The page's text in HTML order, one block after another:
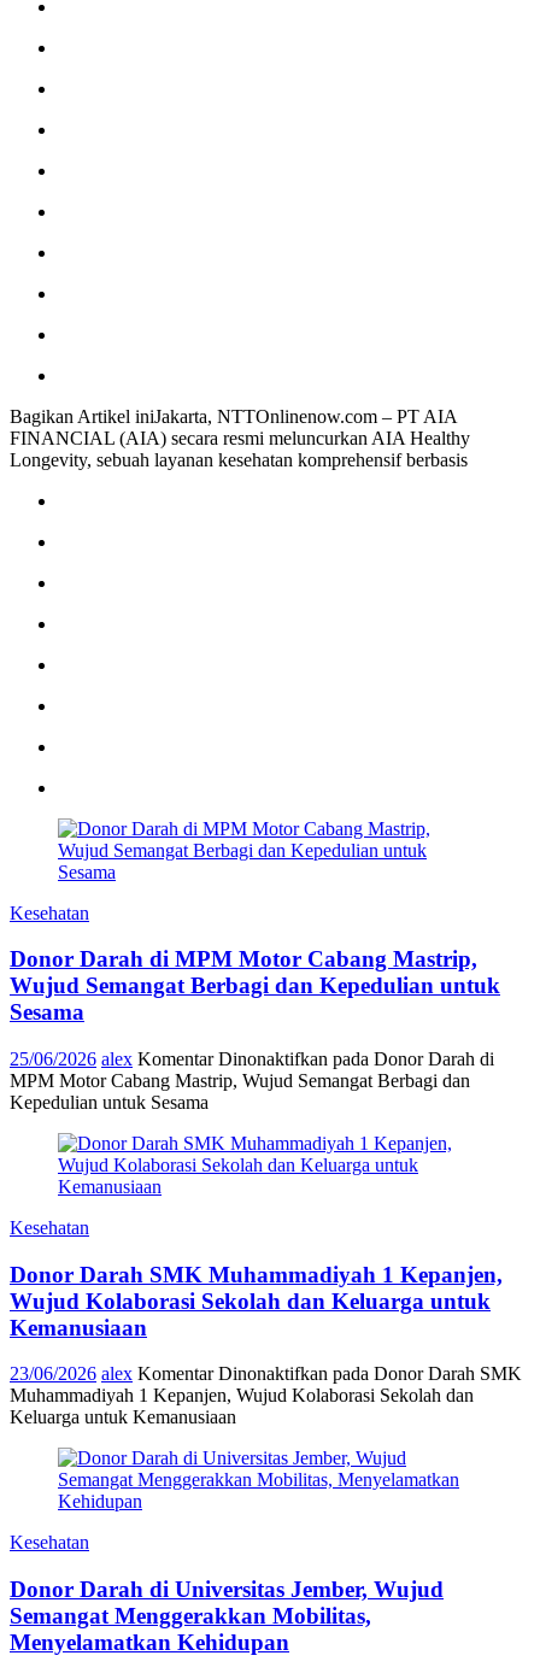
Bagikan Artikel iniJakarta, NTTOnlinenow.com – PT AIA
FINANCIAL (AIA) secara resmi meluncurkan AIA Healthy
Longevity, sebuah layanan kesehatan komprehensif berbasis
Kesehatan
Donor Darah di MPM Motor Cabang Mastrip,
Wujud Semangat Berbagi dan Kepedulian untuk
Sesama
25/06/2026 alex Komentar Dinonaktifkan pada Donor Darah di
MPM Motor Cabang Mastrip, Wujud Semangat Berbagi dan
Kepedulian untuk Sesama
Kesehatan
Donor Darah SMK Muhammadiyah 1 Kepanjen,
Wujud Kolaborasi Sekolah dan Keluarga untuk
Kemanusiaan
23/06/2026 alex Komentar Dinonaktifkan pada Donor Darah SMK
Muhammadiyah 1 Kepanjen, Wujud Kolaborasi Sekolah dan
Keluarga untuk Kemanusiaan
Kesehatan
Donor Darah di Universitas Jember, Wujud
Semangat Menggerakkan Mobilitas,
Menyelamatkan Kehidupan